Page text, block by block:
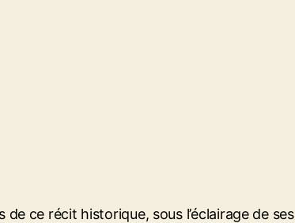
ce récit historique, sous l’éclairage de ses